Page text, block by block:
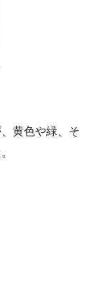
黄色や緑、そ